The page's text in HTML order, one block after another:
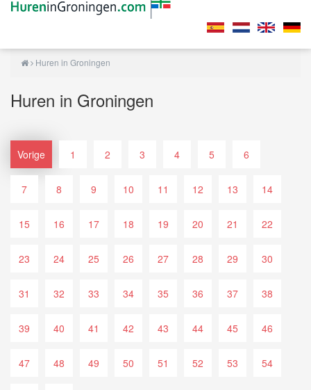
Huren in Groningen
Huren in Groningen
Vorige 1 2 3 4 5 6
7 8 9 10 11 12 13 14
15 16 17 18 19 20 21 22
23 24 25 26 27 28 29 30
31 32 33 34 35 36 37 38
39 40 41 42 43 44 45 46
47 48 49 50 51 52 53 54